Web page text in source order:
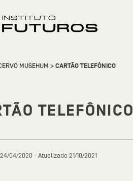
MUSEHUM >CARTÃO TELEFÔNICO
TELEFÔNICO
04/2020 - Atualizado 21/10/2021